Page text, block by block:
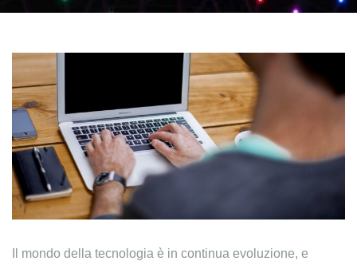
Il mondo della tecnologia è in continua evoluzione, e